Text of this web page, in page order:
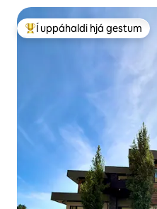
Í mestu uppáhaldi hjá gestum
Í uppáhaldi hjá gestum